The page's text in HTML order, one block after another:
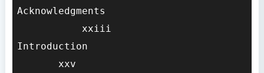
Acknowledgments
           xxiii
Introduction
       xxv